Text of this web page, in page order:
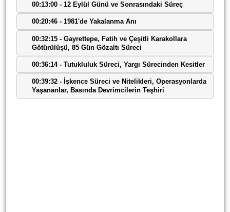
00:13:00 - 12 Eylül Günü ve Sonrasındaki Süreç
00:20:46 - 1981'de Yakalanma Anı
00:32:15 - Gayrettepe, Fatih ve Çeşitli Karakollara
Götürülüşü, 85 Gün Gözaltı Süreci
00:36:14 - Tutukluluk Süreci, Yargı Sürecinden Kesitler
00:39:32 - İşkence Süreci ve Nitelikleri, Operasyonlarda
Yaşananlar, Basında Devrimcilerin Teşhiri